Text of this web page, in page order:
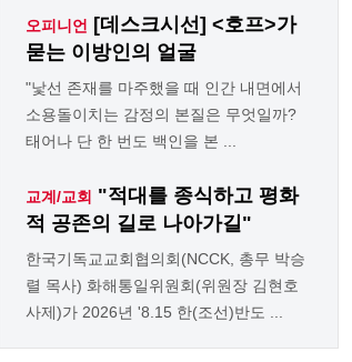
오피니언
[데스크시선] <호프>가
묻는 이방인의 얼굴
"낯선 존재를 마주했을 때 인간 내면에서
소용돌이치는 감정의 본질은 무엇일까?
태어나 단 한 번도 백인을 본 ...
교계/교회 "적대를 종식하고 평화
적 공존의 길로 나아가길"
한국기독교교회협의회(NCCK, 총무 박승
렬 목사) 화해통일위원회(위원장 김현호
사제)가 2026년 '8.15 한(조선)반도 ...